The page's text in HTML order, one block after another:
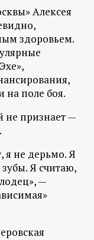
Алексея
здоровьем.
на поле боя.
не признает —
я не дерьмо. Я
зубы. Я считаю,
—